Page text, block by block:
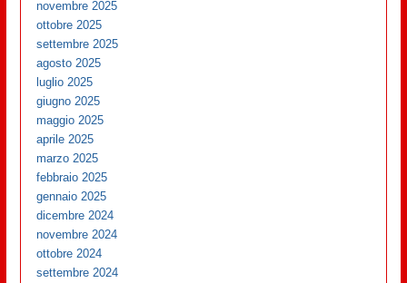
novembre 2025
ottobre 2025
settembre 2025
agosto 2025
luglio 2025
giugno 2025
maggio 2025
aprile 2025
marzo 2025
febbraio 2025
gennaio 2025
dicembre 2024
novembre 2024
ottobre 2024
settembre 2024